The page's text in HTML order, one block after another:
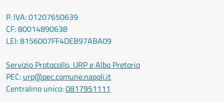
P. IVA: 01207650639
CF: 80014890638
LEI: 8156007FF4DEB97ABA09
Servizio Protocollo, URP e Albo Pretorio
PEC: urp@pec.comune.napoli.it
Centralino unico:0817951111